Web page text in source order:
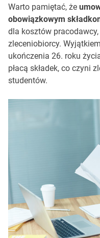
Warto pamiętać, że
obowiązkowym
dla kosztów
zleceniobiorcy.
ukończenia 26. roku
płacą składek, co czyni
studentów.